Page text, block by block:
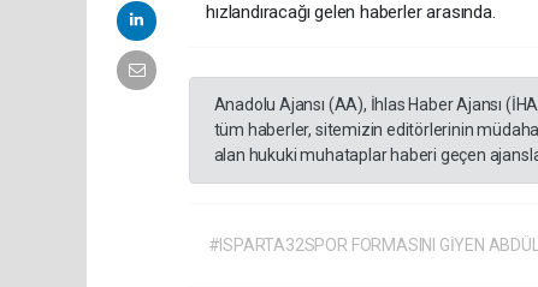
hızlandıracağı gelen haberler arasında.
Anadolu Ajansı (AA), İhlas Haber Ajansı
tüm haberler, sitemizin editörlerinin
alan hukuki muhataplar haberi geçen
#ISPARTA32SPOR FORMASINI GİYEN